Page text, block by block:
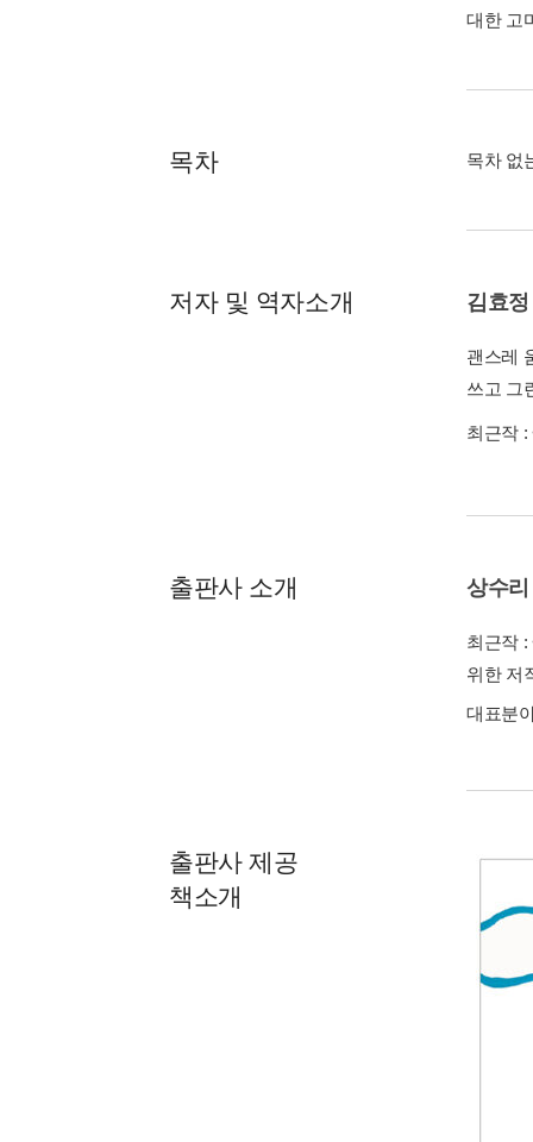
대한 고
목차 목차 없
저자 및 역자소개 김효정
괜스레
쓰고 그
최근작 :
출판사 소개 상수리
최근작 :
위한 저
대표분
출판사 제공
책소개